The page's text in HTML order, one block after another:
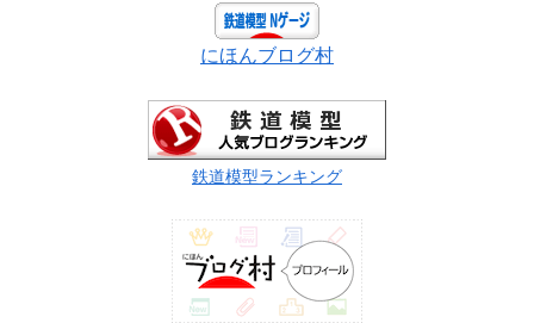
にほんブログ村
鉄道模型ランキング